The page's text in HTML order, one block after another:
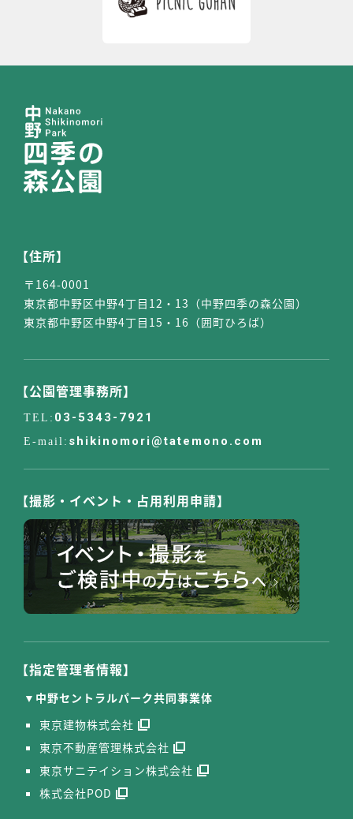
【住所】
〒164-0001
東京都中野区中野4丁目12・13（中野四季の森公園）
東京都中野区中野4丁目15・16（囲町ひろば）
【公園管理事務所】
03-5343-7921
shikinomori@tatemono.com
【撮影・イベント・占用利用申請】
【指定管理者情報】
中野セントラルパーク共同事業体
東京建物株式会社
東京不動産管理株式会社
東京サニテイション株式会社
株式会社POD